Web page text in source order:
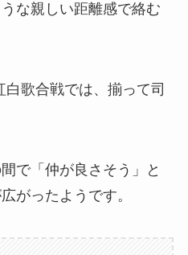
な親しい距離感で絡む
歌合戦では、揃って司
で「仲が良さそう」と
がったようです。